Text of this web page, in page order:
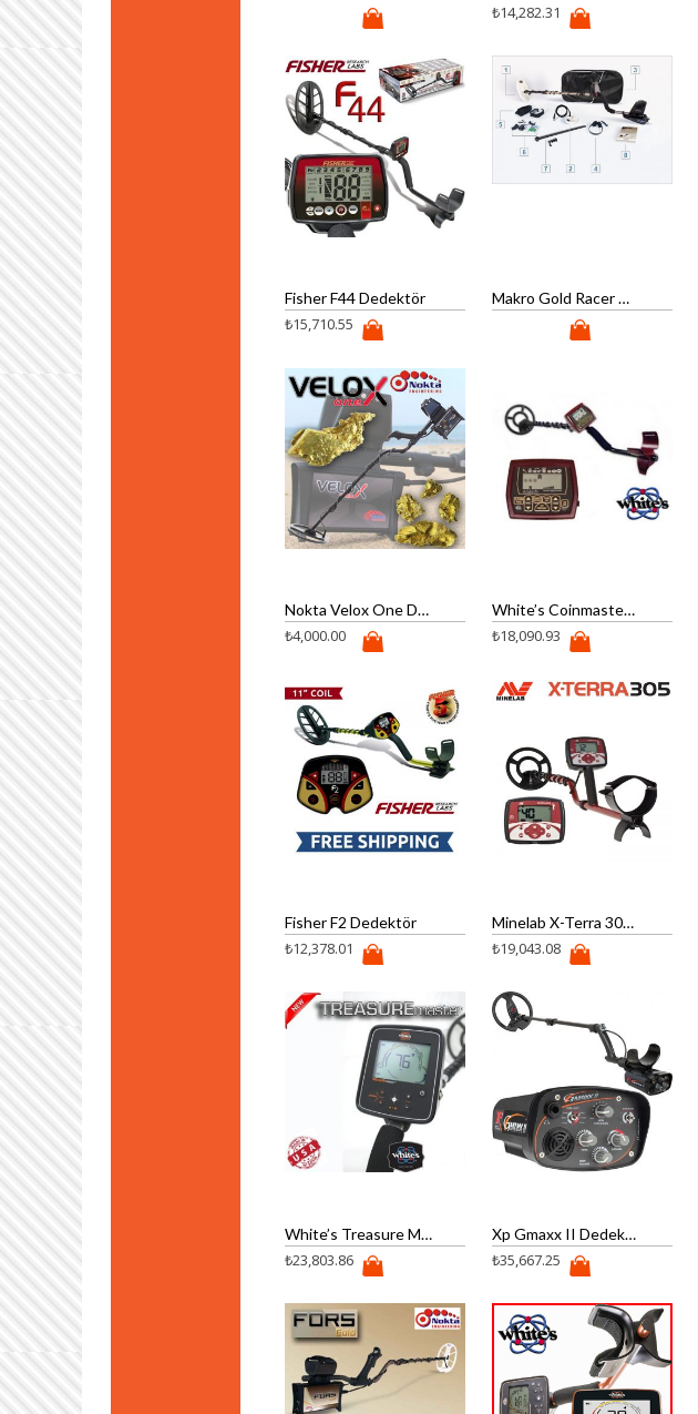
₺14,282.31
Fisher F44 Dedektör
₺15,710.55
Makro Gold Racer Dedektör (Pro Paket)
Nokta Velox One Dedektör
₺4,000.00
White’s Coinmaster Pro Dedektör
₺18,090.93
Fisher F2 Dedektör
₺12,378.01
Minelab X-Terra 305 Dedektör
₺19,043.08
White’s Treasure Master Dedektör
₺23,803.86
Xp Gmaxx II Dedektör
₺35,667.25